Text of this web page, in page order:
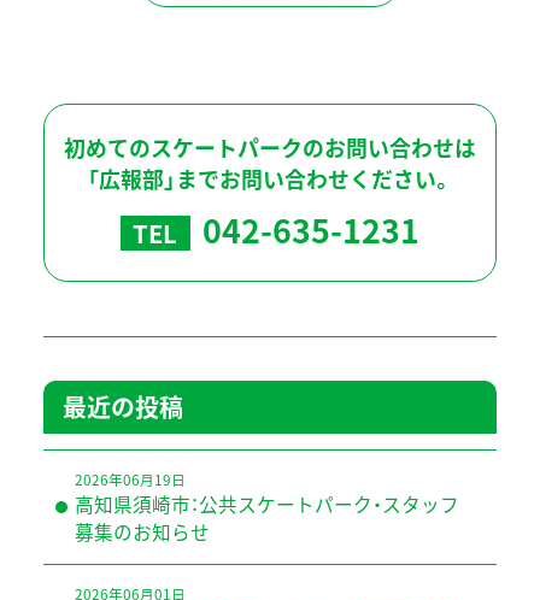
初めてのスケートパークのお問い合わせは
「広報部」までお問い合わせください。
TEL 042-635-1231
最近の投稿
2026年06月19日
高知県須崎市：公共スケートパーク・スタッフ
募集のお知らせ
2026年06月01日